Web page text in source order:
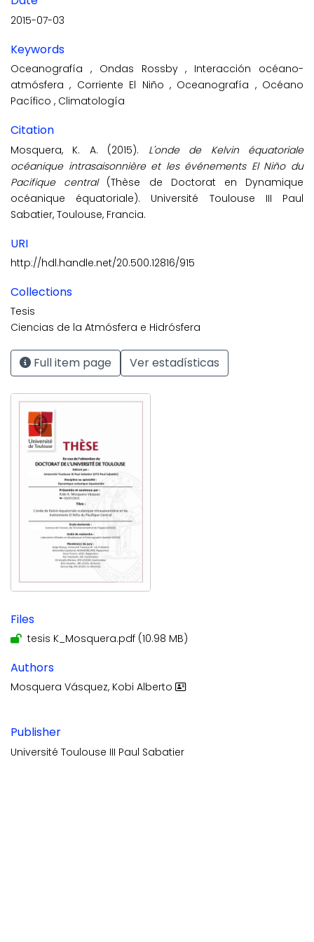
2015-07-03
Keywords
Oceanografía , Ondas Rossby, Interacción océano-
atmósfera, Corriente El Niño , Oceanografía , Océano
Pacífico , Climatología
Citation
Mosquera, K. A. (2015). L'onde de Kelvin équatoriale
océanique intrasaisonnière et les événements El Niño du
Pacifique central(Thèse de Doctorat en Dynamique
océanique équatoriale). Université Toulouse III Paul
Sabatier, Toulouse, Francia.
URI
http://hdl.handle.net/20.500.12816/915
Collections
Tesis
Ciencias de la Atmósfera e Hidrósfera
Full item page Ver estadísticas
Files
tesis K_Mosquera.pdf (10.98 MB)
Authors
Mosquera Vásquez, Kobi Alberto
Publisher
Université Toulouse III Paul Sabatier